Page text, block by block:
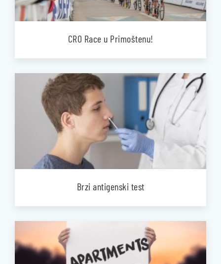
CRO Race u Primoštenu!
Brzi antigenski test